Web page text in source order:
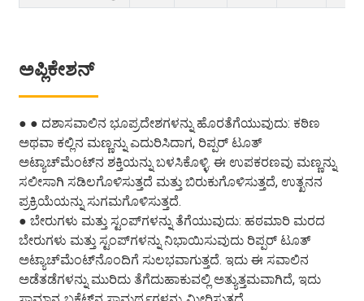
ಅಪ್ಲಿಕೇಶನ್
● ● ದಶಾಸವಾಲಿನ ಭೂಪ್ರದೇಶಗಳನ್ನು ಹೊರತೆಗೆಯುವುದು: ಕಠಿಣ
ಅಥವಾ ಕಲ್ಲಿನ ಮಣ್ಣನ್ನು ಎದುರಿಸಿದಾಗ, ರಿಪ್ಪರ್ ಟೂತ್
ಅಟ್ಯಾಚ್‌ಮೆಂಟ್‌ನ ಶಕ್ತಿಯನ್ನು ಬಳಸಿಕೊಳ್ಳಿ. ಈ ಉಪಕರಣವು ಮಣ್ಣನ್ನು
ಸಲೀಸಾಗಿ ಸಡಿಲಗೊಳಿಸುತ್ತದೆ ಮತ್ತು ಬಿರುಕುಗೊಳಿಸುತ್ತದೆ, ಉತ್ಖನನ
ಪ್ರಕ್ರಿಯೆಯನ್ನು ಸುಗಮಗೊಳಿಸುತ್ತದೆ.
● ಬೇರುಗಳು ಮತ್ತು ಸ್ಟಂಪ್‌ಗಳನ್ನು ತೆಗೆಯುವುದು: ಹಠಮಾರಿ ಮರದ
ಬೇರುಗಳು ಮತ್ತು ಸ್ಟಂಪ್‌ಗಳನ್ನು ನಿಭಾಯಿಸುವುದು ರಿಪ್ಪರ್ ಟೂತ್
ಅಟ್ಯಾಚ್‌ಮೆಂಟ್‌ನೊಂದಿಗೆ ಸುಲಭವಾಗುತ್ತದೆ. ಇದು ಈ ಸವಾಲಿನ
ಅಡೆತಡೆಗಳನ್ನು ಮುರಿದು ತೆಗೆದುಹಾಕುವಲ್ಲಿ ಅತ್ಯುತ್ತಮವಾಗಿದೆ, ಇದು